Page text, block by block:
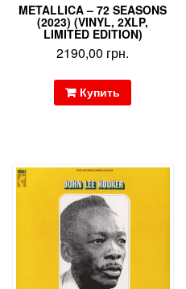
METALLICA – 72 SEASONS
(2023) (VINYL, 2XLP,
LIMITED EDITION)
2190,00 грн.
Купить